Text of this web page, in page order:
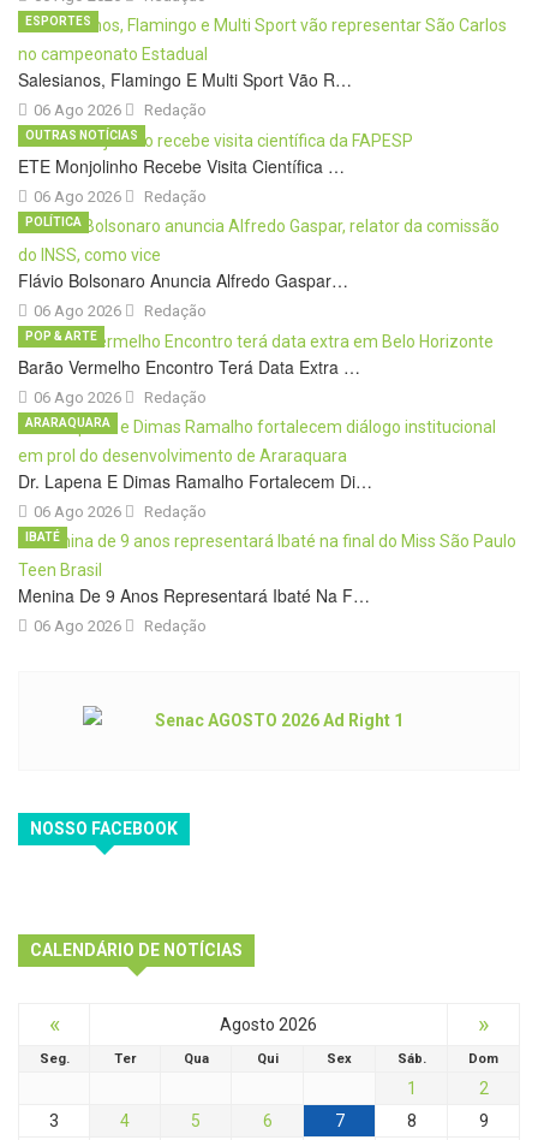
Salesianos, Flamingo E Multi Sport Vão R…
06 Ago 2026
ESPORTES
Redação
ETE Monjolinho Recebe Visita Científica …
06 Ago 2026
OUTRAS NOTÍCIAS
Redação
Flávio Bolsonaro Anuncia Alfredo Gaspar…
06 Ago 2026
POLÍTICA
Redação
Barão Vermelho Encontro Terá Data Extra …
06 Ago 2026
POP & ARTE
Redação
Dr. Lapena E Dimas Ramalho Fortalecem Di…
06 Ago 2026
ARARAQUARA
Redação
Menina De 9 Anos Representará Ibaté Na F…
06 Ago 2026
IBATÉ
Redação
NOSSO FACEBOOK
CALENDÁRIO DE NOTÍCIAS
« Agosto 2026 »
Seg. Ter Qua Qui Sex Sáb. Dom
1
2
3
4 5 6 7 8
9